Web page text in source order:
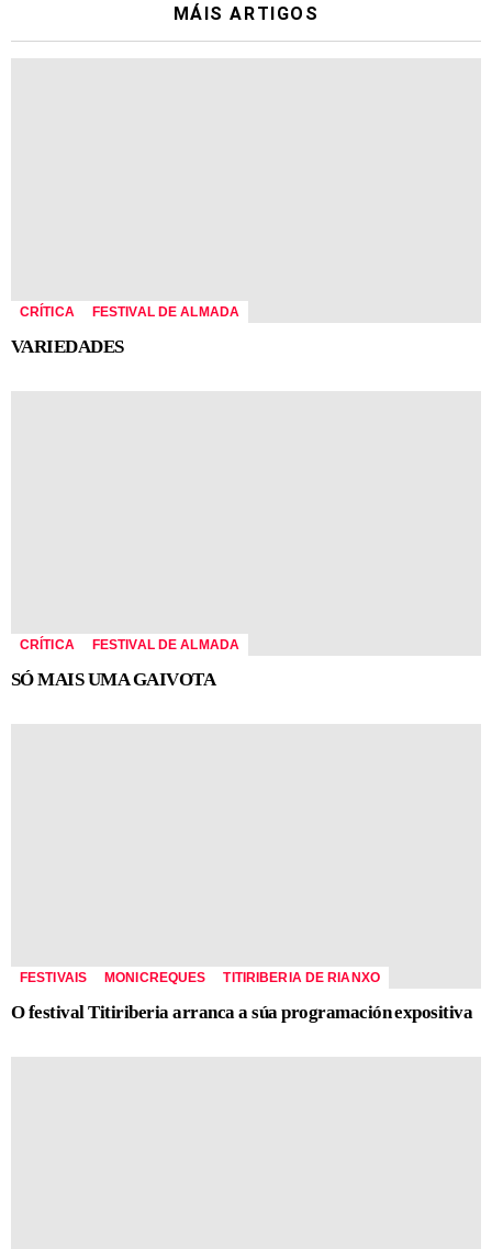
MÁIS ARTIGOS
CRÍTICA FESTIVAL DE ALMADA
VARIEDADES
CRÍTICA FESTIVAL DE ALMADA
SÓ MAIS UMA GAIVOTA
FESTIVAIS MONICREQUES TITIRIBERIA DE RIANXO
O festival Titiriberia arranca a súa programación expositiva